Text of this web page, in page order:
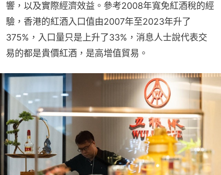
響，以及實際經濟效益。參考2008年寬免紅酒稅的經
驗，香港的紅酒入口值由2007年至2023年升了
375%，入口量只是上升了33%，消息人士說代表交
易的都是貴價紅酒，是高增值貿易。